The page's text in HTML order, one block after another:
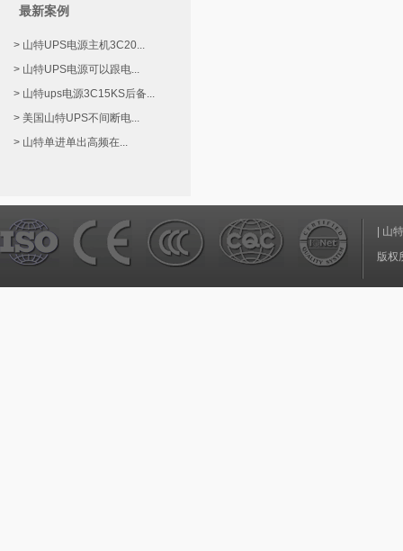
最新案例
> 山特UPS电源主机3C20...
> 山特UPS电源可以跟电...
> 山特ups电源3C15KS后备...
> 美国山特UPS不间断电...
> 山特单进单出高频在...
山
版权